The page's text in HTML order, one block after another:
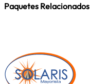
Paquetes Relacionados